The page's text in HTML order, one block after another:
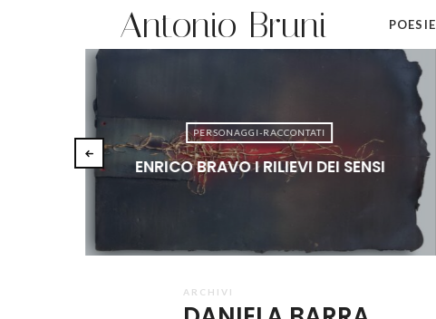
Antonio Bruni POESIE
PERSONAGGI-RACCONTATI
ENRICO BRAVO I RILIEVI DEI SENSI
ARCHIVI